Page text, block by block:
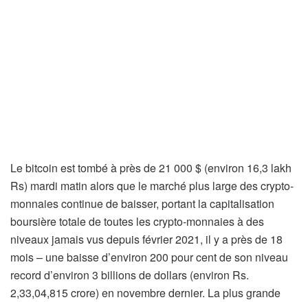
Le bitcoin est tombé à près de 21 000 $ (environ 16,3 lakh
Rs) mardi matin alors que le marché plus large des crypto-
monnaies continue de baisser, portant la capitalisation
boursière totale de toutes les crypto-monnaies à des
niveaux jamais vus depuis février 2021, il y a près de 18
mois – une baisse d’environ 200 pour cent de son niveau
record d’environ 3 billions de dollars (environ Rs.
2,33,04,815 crore) en novembre dernier. La plus grande